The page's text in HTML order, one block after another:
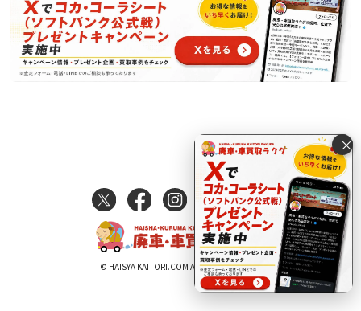
×
© HAISYA KAITORI.COM All Rights Reserved.